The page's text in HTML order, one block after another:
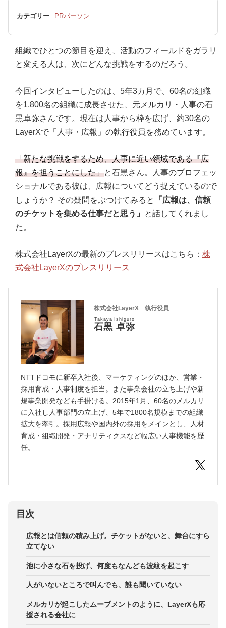
カテゴリー PRパーソン
組織でひとつの節目を迎え、活動のフィールドをガラリ
と変える人は、次にどんな挑戦をするのだろう。
今回インタビューしたのは、5年3カ月で、60名の組織
を1,800名の組織に成長させた、元メルカリ・人事の石
黒卓弥さんです。現在は人事から枠を広げ、約30名の
LayerXで「人事・広報」の執行役員を務めています。
「新たな挑戦をするため、人事に近い領域である『広
報』を担うことにした」と石黒さん。人事のプロフェッ
ショナルである彼は、広報についてどう捉えているので
しょうか？ その疑問をぶつけてみると
「広報は、信頼
のチケットを集める仕事だと思う」
と話してくれまし
た。
株式会社LayerXの最新のプレスリリースはこちら： 株
式会社LayerXのプレスリリース
株式会社LayerX 執行役員
石黒 卓弥
Takaya Ishiguro
NTTドコモに新卒入社後、マーケティングのほか、営業・
採用育成・人事制度を担当。また事業会社の立ち上げや新
規事業開発なども手掛ける。2015年1月、60名のメルカリ
に入社し人事部門の立上げ、5年で1800名規模までの組織
拡大を牽引。採用広報や国内外の採用をメインとし、人材
育成・組織開発・アナリティクスなど幅広い人事機能を歴
任。
目次
広報とは信頼の積み上げ。チケットがないと、舞台にすら
立てない
池に小さな石を投げ、何度もなんども波紋を起こす
人がいないところで叫んでも、誰も聞いていない
メルカリが起こしたムーブメントのように、LayerXも応
援される会社に